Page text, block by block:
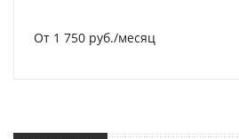
От 1 750 руб./месяц